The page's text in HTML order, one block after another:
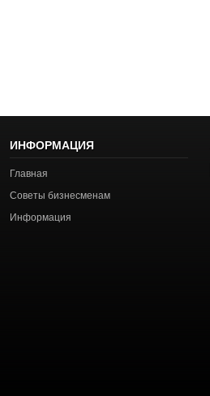
ИНФОРМАЦИЯ
Главная
Советы бизнесменам
Информация